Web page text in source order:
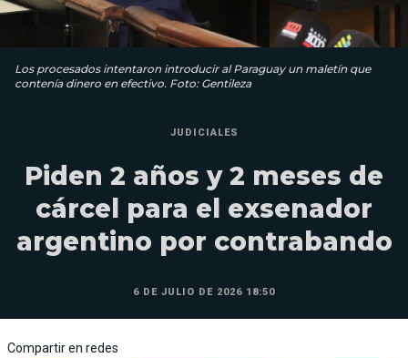
Los procesados intentaron introducir al Paraguay un maletín que
contenía dinero en efectivo. Foto: Gentileza
JUDICIALES
Piden 2 años y 2 meses de
cárcel para el exsenador
argentino por contrabando
6 DE JULIO DE 2026 18:50
Compartir en redes